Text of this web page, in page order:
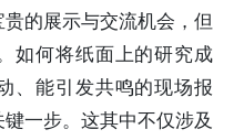
贵的展示与交流机会，但
如何将纸面上的研究成
、能引发共鸣的现场报
一步。这其中不仅涉及